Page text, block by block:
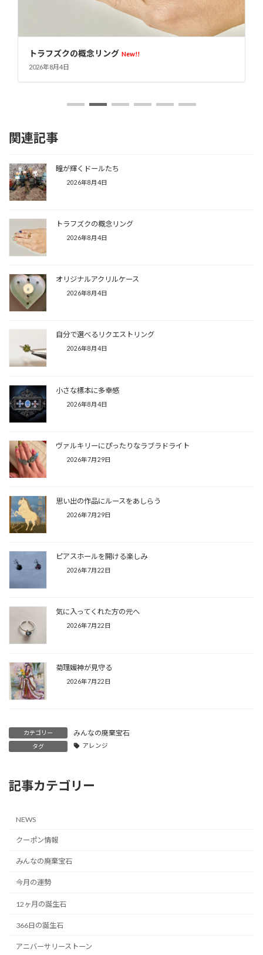
オリジナルアクリルケース New!!
2026年8月4日
関連記事
瞳が輝くドールたち
2026年8月4日
トラフズクの概念リング
2026年8月4日
オリジナルアクリルケース
2026年8月4日
自分で選べるリクエストリング
2026年8月4日
小さな標本に多幸感
2026年8月4日
ヴァルキリーにぴったりなラブラドライト
2026年7月29日
思い出の作品にルースをあしらう
2026年7月29日
ピアスホールを開ける楽しみ
2026年7月22日
気に入ってくれた方の元へ
2026年7月22日
菊理媛神が見守る
2026年7月22日
カテゴリー みんなの廃棄宝石
タグ アレンジ
記事カテゴリー
NEWS
クーポン情報
みんなの廃棄宝石
今月の運勢
12ヶ月の誕生石
366日の誕生石
アニバーサリーストーン